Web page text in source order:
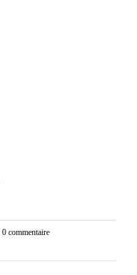
0 commentaire